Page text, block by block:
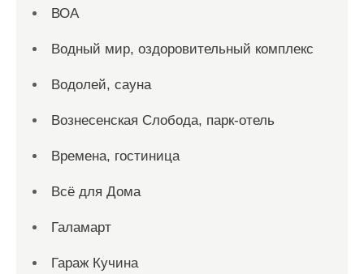
ВОА
Водный мир, оздоровительный комплекс
Водолей, сауна
Вознесенская Слобода, парк-отель
Времена, гостиница
Всё для Дома
Галамарт
Гараж Кучина